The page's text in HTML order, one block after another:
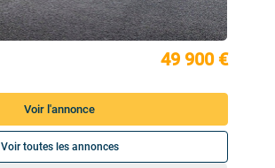
49 900 €
Voir l'annonce
Voir toutes les annonces